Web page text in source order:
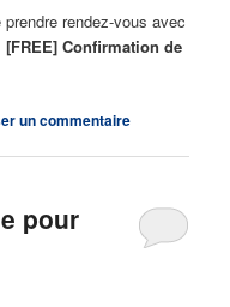
rendez-vous avec
[FREE] Confirmation de
un commentaire
pour